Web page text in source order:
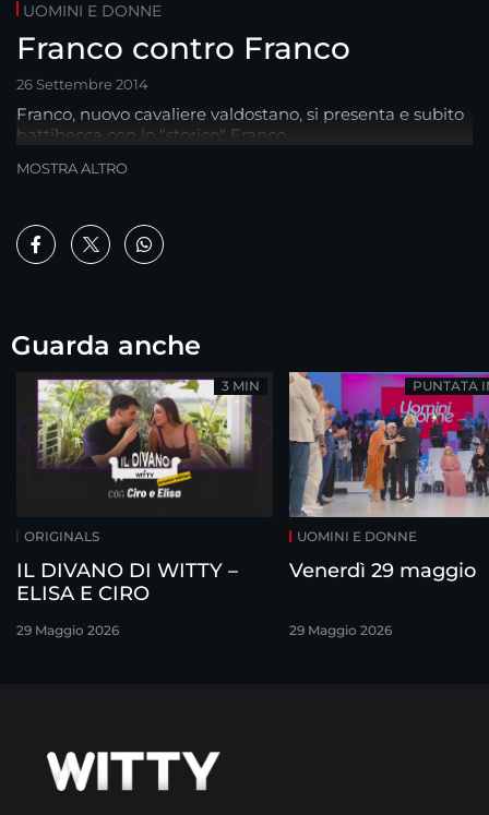
UOMINI E DONNE
Franco contro Franco
26 Settembre 2014
Franco, nuovo cavaliere valdostano, si presenta e subito
battibecca con lo "storico" Franco...
MOSTRA ALTRO
Guarda anche
ORIGINALS
IL DIVANO DI WITTY –
ELISA E CIRO
29 Maggio 2026
3 MIN
UOMINI E DONNE
Venerdì 29 maggio
29 Maggio 2026
PUNTATA